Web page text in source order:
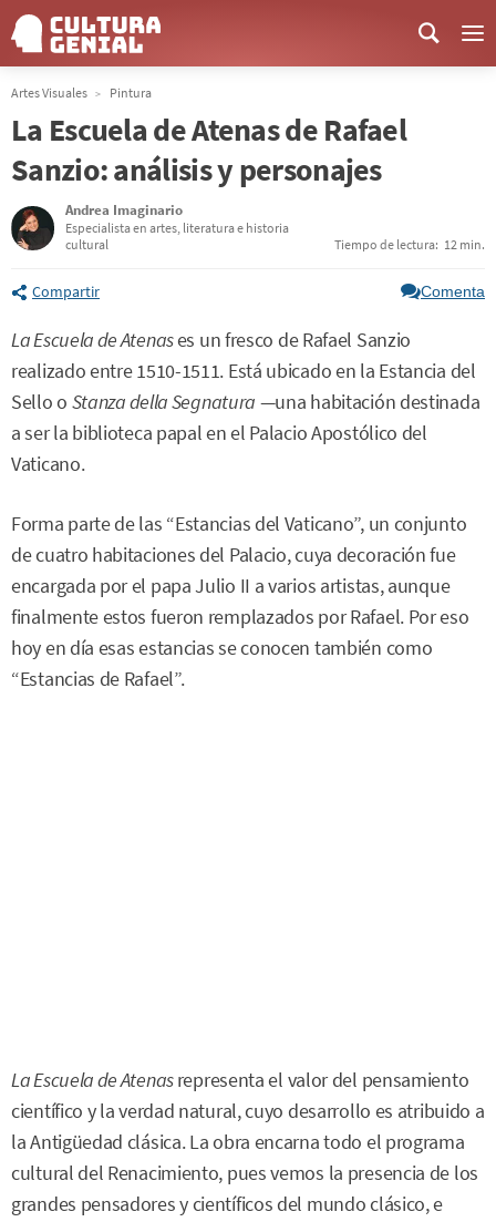
Artes Visuales Pintura
La Escuela de Atenas de Rafael
Sanzio: análisis y personajes
Andrea Imaginario
Especialista en artes, literatura e historia
cultural
Tiempo de lectura: 12 min.
Compartir Comenta
La Escuela de Atenases un fresco de Rafael Sanzio
realizado entre 1510-1511. Está ubicado en la Estancia del
Sello o Stanza della Segnatura —una habitación destinada
a ser la biblioteca papal en el Palacio Apostólico del
Vaticano.
Forma parte de las “Estancias del Vaticano”, un conjunto
de cuatro habitaciones del Palacio, cuya decoración fue
encargada por el papa Julio II a varios artistas, aunque
finalmente estos fueron remplazados por Rafael. Por eso
hoy en día esas estancias se conocen también como
“Estancias de Rafael”.
La Escuela de Atenasrepresenta el valor del pensamiento
científico y la verdad natural, cuyo desarrollo es atribuido a
la Antigüedad clásica. La obra encarna todo el programa
cultural del Renacimiento, pues vemos la presencia de los
grandes pensadores y científicos del mundo clásico, e